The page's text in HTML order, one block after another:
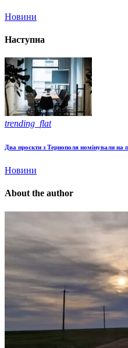
Новини
Наступна
trending_flat
Два проєкти з Тернополя номінували на
Новини
About the author